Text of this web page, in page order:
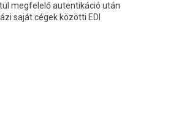
megfelelő autentikáció után
saját cégek közötti EDI